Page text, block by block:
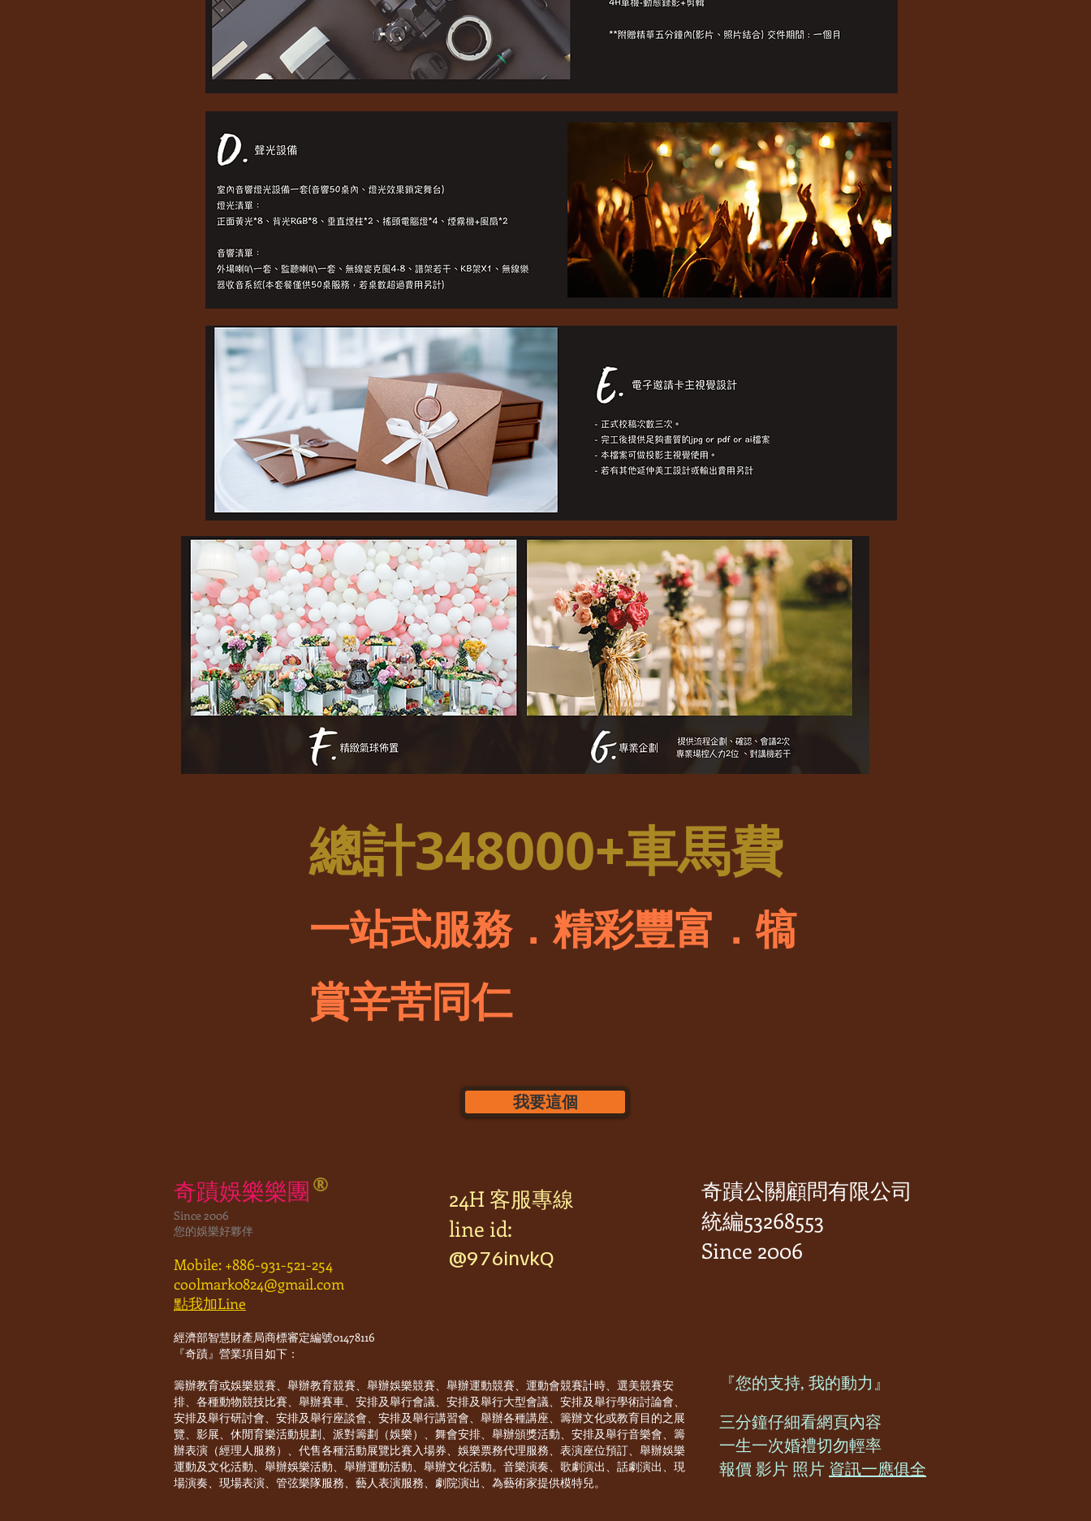
​總計348000+車馬費
一站式服務．精彩豐富．犒
賞辛苦同仁
我要這個
®
奇蹟娛樂樂團
Since 2006
您的娛樂好夥伴
Mobile: +886-931-521-254
coolmark0824@gmail.com
點我加Line
經濟部智慧財產局商標審定編號01478116
『奇蹟』營業項目如下：
籌辦教育或娛樂競賽、舉辦教育競賽、舉辦娛樂競賽、舉辦運動競賽、運動會競賽計時、選美競賽安
排、各種動物競技比賽、舉辦賽車、安排及舉行會議、安排及舉行大型會議、安排及舉行學術討論會、
安排及舉行研討會、安排及舉行座談會、安排及舉行講習會、舉辦各種講座、籌辦文化或教育目的之展
覽、影展、休閒育樂活動規劃、派對籌劃（娛樂）、舞會安排、舉辦頒獎活動、安排及舉行音樂會、籌
辦表演（經理人服務）、代售各種活動展覽比賽入場券、娛樂票務代理服務、表演座位預訂、舉辦娛樂
運動及文化活動、舉辦娛樂活動、舉辦運動活動、舉辦文化活動。音樂演奏、歌劇演出、話劇演出、現
場演奏、現場表演、管弦樂隊服務、藝人表演服務、劇院演出、為藝術家提供模特兒。
奇蹟公關顧問有限公司
統編53268553
Since 2006
『您的支持, 我的動力』
三分鐘仔細看網頁​內容
一生一次婚禮切勿輕率
​報價 影片 照片 資訊一應俱全​
24H 客服專線
line id:
@976invkQ